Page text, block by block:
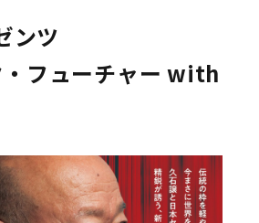
ンツ
・フューチャー with